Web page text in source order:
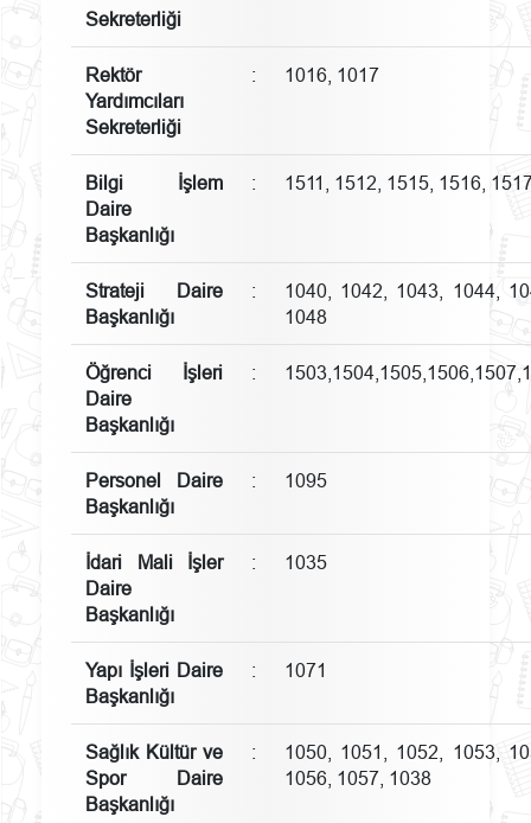
Sekreterliği
Rektör
Yardımcıları
Sekreterliği
: 1016, 1017
Bilgi İşlem
Daire
Başkanlığı
: 1511, 1512, 1515, 1516,
Strateji Daire
Başkanlığı
:
1040, 1042, 1043, 1044,
1048
Öğrenci İşleri
Daire
Başkanlığı
:
Personel Daire
Başkanlığı
: 1095
İdari Mali İşler
Daire
Başkanlığı
: 1035
Yapı İşleri Daire
Başkanlığı
: 1071
Sağlık Kültür ve
Spor Daire
Başkanlığı
:
1050, 1051, 1052, 1053,
1056, 1057, 1038